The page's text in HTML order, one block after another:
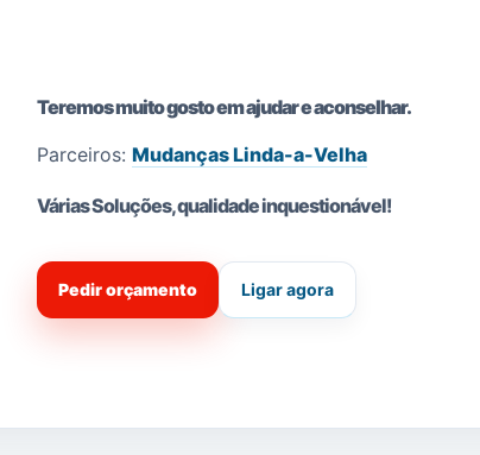
Teremos muito gosto em ajudar e aconselhar.
Parceiros:Mudanças Linda-a-Velha
Várias Soluções, qualidade inquestionável!
Pedir orçamento Ligar agora